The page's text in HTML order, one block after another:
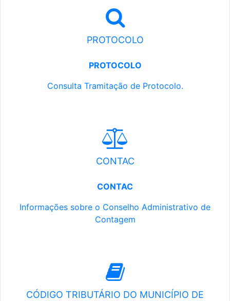
PROTOCOLO
PROTOCOLO
Consulta Tramitação de Protocolo.
CONTAC
CONTAC
Informações sobre o Conselho Administrativo de
Contagem
CÓDIGO TRIBUTÁRIO DO MUNICÍPIO DE